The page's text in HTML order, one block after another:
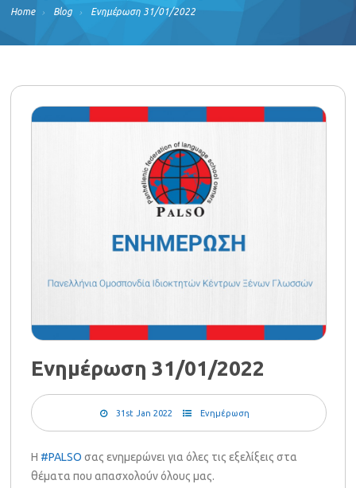
Home Blog Ενημέρωση 31/01/2022
Ενημέρωση 31/01/2022
31st Jan 2022 Ενημέρωση
Η #PALSO σας ενημερώνει για όλες τις εξελίξεις στα
θέματα που απασχολούν όλους μας.